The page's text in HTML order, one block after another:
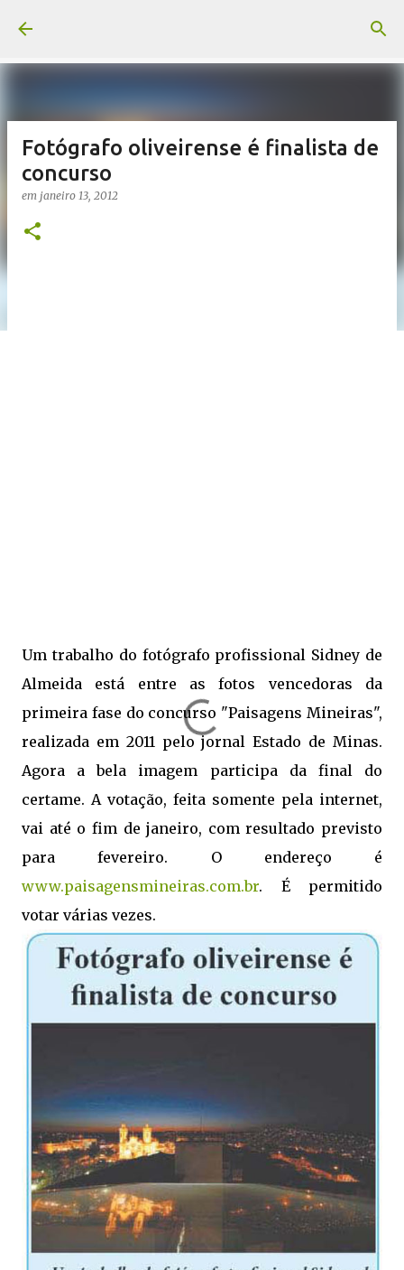
Fotógrafo oliveirense é finalista de
concurso
em janeiro 13, 2012
Um trabalho do fotógrafo profissional Sidney de
Almeida está entre as fotos vencedoras da
primeira fase do concurso "Paisagens Mineiras",
realizada em 2011 pelo jornal Estado de Minas.
Agora a bela imagem participa da final do
certame. A votação, feita somente pela internet,
vai até o fim de janeiro, com resultado previsto
para fevereiro. O endereço é
www.paisagensmineiras.com.br. É permitido
votar várias vezes.